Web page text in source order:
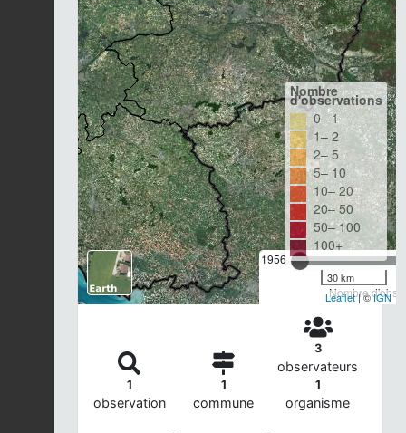
1956
Nombre
Nombre
d'observations
0– 1
1– 2
2– 5
5– 10
10– 20
20– 50
50– 100
100+
30 km
Leaflet| ©IGN
1
observation
1
commune
3
observateurs
1
organisme